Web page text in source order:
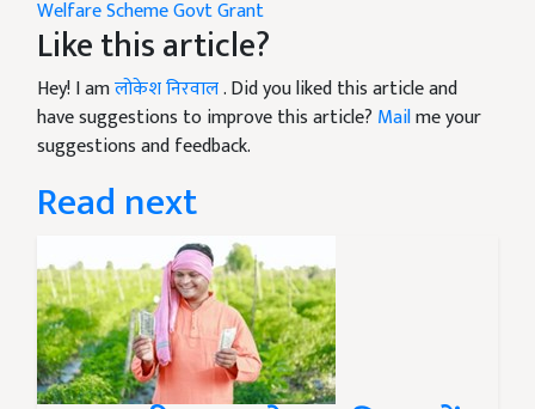
Welfare SchemeGovt Grant
Like this article?
Hey! I amलोकेश निरवाल. Did you liked this article and
have suggestions to improve this article? Mailme your
suggestions and feedback.
Read next